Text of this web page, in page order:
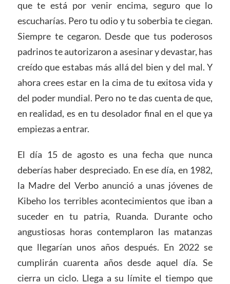
que te está por venir encima, seguro que lo
escucharías. Pero tu odio y tu soberbia te ciegan.
Siempre te cegaron. Desde que tus poderosos
padrinos te autorizaron a asesinar y devastar, has
creído que estabas más allá del bien y del mal. Y
ahora crees estar en la cima de tu exitosa vida y
del poder mundial. Pero no te das cuenta de que,
en realidad, es en tu desolador final en el que ya
empiezas a entrar.
El día 15 de agosto es una fecha que nunca
deberías haber despreciado. En ese día, en 1982,
la Madre del Verbo anunció a unas jóvenes de
Kibeho los terribles acontecimientos que iban a
suceder en tu patria, Ruanda. Durante ocho
angustiosas horas contemplaron las matanzas
que llegarían unos años después. En 2022 se
cumplirán cuarenta años desde aquel día. Se
cierra un ciclo. Llega a su límite el tiempo que